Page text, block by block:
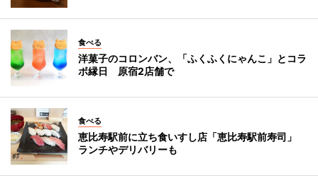
食べる
洋菓子のコロンバン、「ふくふくにゃんこ」とコラ
ボ縁日 原宿2店舗で
食べる
恵比寿駅前に立ち食いすし店「恵比寿駅前寿司」
ランチやデリバリーも